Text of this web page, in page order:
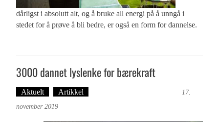
dårligst i absolutt alt, og å bruke all energi på å unngå i
stedet for å prøve å bli bedre, er også en form for dannelse.
3000 dannet lyslenke for bærekraft
Aktuelt Artikkel
17.
november 2019